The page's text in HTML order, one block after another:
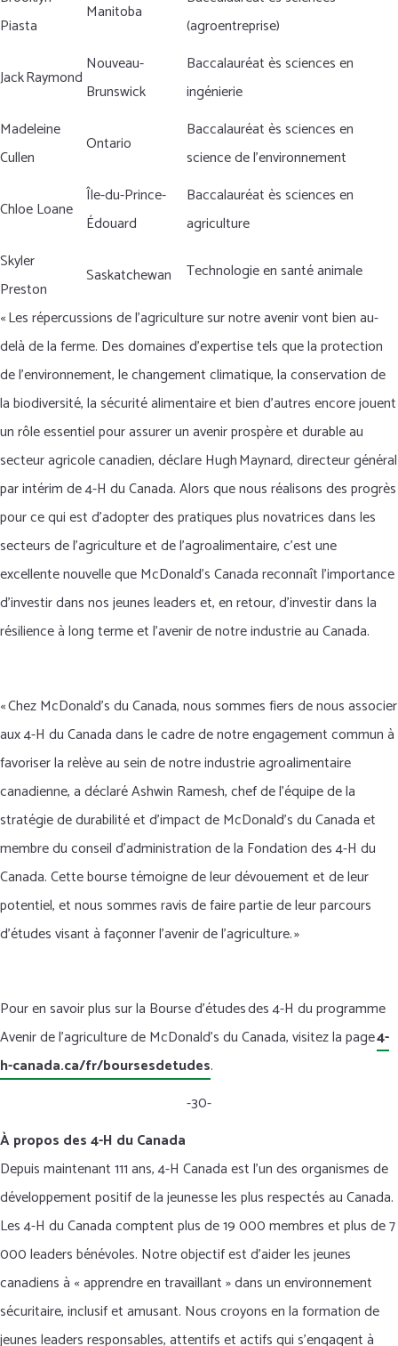
Piasta
Manitoba
(agroentreprise)
Jack Raymond
Nouveau-
Brunswick
Baccalauréat ès sciences en
ingénierie
Madeleine
Cullen
Ontario
Baccalauréat ès sciences en
science de l’environnement
Chloe Loane
Île-du-Prince-
Édouard
Baccalauréat ès sciences en
agriculture
Skyler
Preston
Saskatchewan
Technologie en santé animale
« Les répercussions de l’agriculture sur notre avenir vont bien au-
delà de la ferme. Des domaines d’expertise tels que la protection
de l’environnement, le changement climatique, la conservation de
la biodiversité, la sécurité alimentaire et bien d’autres encore jouent
un rôle essentiel pour assurer un avenir prospère et durable au
secteur agricole canadien, déclare Hugh Maynard, directeur général
par intérim de 4-H du Canada. Alors que nous réalisons des progrès
pour ce qui est d’adopter des pratiques plus novatrices dans les
secteurs de l’agriculture et de l’agroalimentaire, c’est une
excellente nouvelle que McDonald’s Canada reconnaît l’importance
d’investir dans nos jeunes leaders et, en retour, d’investir dans la
résilience à long terme et l’avenir de notre industrie au Canada.
« Chez McDonald’s du Canada, nous sommes fiers de nous associer
aux 4-H du Canada dans le cadre de notre engagement commun à
favoriser la relève au sein de notre industrie agroalimentaire
canadienne, a déclaré Ashwin Ramesh, chef de l’équipe de la
stratégie de durabilité et d’impact de McDonald’s du Canada et
membre du conseil d’administration de la Fondation des 4-H du
Canada. Cette bourse témoigne de leur dévouement et de leur
potentiel, et nous sommes ravis de faire partie de leur parcours
d’études visant à façonner l’avenir de l’agriculture. »
Pour en savoir plus sur la Bourse d’études des 4-H du programme
Avenir de l’agriculture de McDonald’s du Canada, visitez la page4-
h-canada.ca/fr/boursesdetudes.
-30-
À propos des 4-H du Canada
Depuis maintenant 111 ans, 4-H Canada est l’un des organismes de
développement positif de la jeunesse les plus respectés au Canada.
Les 4-H du Canada comptent plus de 19 000 membres et plus de 7
000 leaders bénévoles. Notre objectif est d’aider les jeunes
canadiens à « apprendre en travaillant » dans un environnement
sécuritaire, inclusif et amusant. Nous croyons en la formation de
jeunes leaders responsables, attentifs et actifs qui s’engagent à